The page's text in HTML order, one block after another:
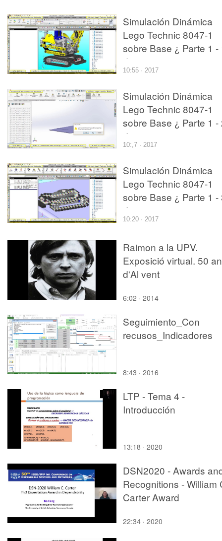
Simulación Dinámica
Lego Technic 8047-1
sobre Base ¿ Parte 1 -
de 5
10:55 · 2017
Simulación Dinámica
Lego Technic 8047-1
sobre Base ¿ Parte 1 -
de 5
10:,7 · 2017
Simulación Dinámica
Lego Technic 8047-1
sobre Base ¿ Parte 1 -
de 5
10:20 · 2017
Raimon a la UPV.
Exposició virtual. 50
d'Al vent
6:02 · 2014
Seguimiento_Con
recusos_Indicadores
8:43 · 2016
LTP - Tema 4 -
Introducción
13:18 · 2020
DSN2020 - Awards
Recognitions - William
Carter Award
22:34 · 2020